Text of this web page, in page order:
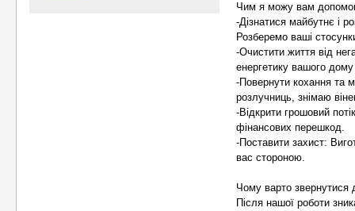
Чим я можу вам
-Дізнатися майбутнє і
Розберемо ваші
-Очистити життя від
енергетику вашого
-Повернути кохання та
розлучниць, знімаю
-Відкрити грошовий
фінансових перешкод.
-Поставити захист:
вас стороною.
Чому варто звернутися
Після нашої роботи